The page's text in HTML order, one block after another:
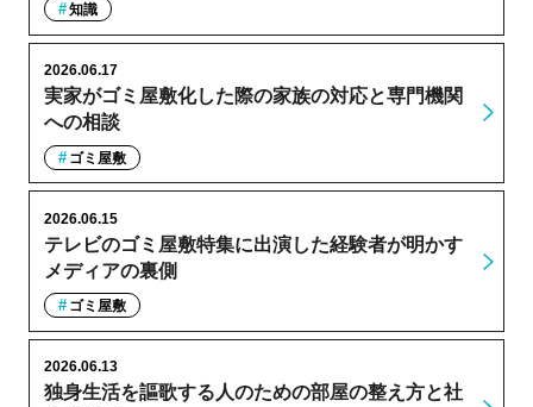
知識
実家がゴミ屋敷化した際の家族の対応と専門機関
への相談
2026.06.17
ゴミ屋敷
テレビのゴミ屋敷特集に出演した経験者が明かす
メディアの裏側
2026.06.15
ゴミ屋敷
独身生活を謳歌する人のための部屋の整え方と社
2026.06.13